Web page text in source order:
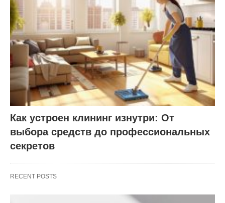
Как устроен клининг изнутри: От
выбора средств до профессиональных
секретов
RECENT POSTS